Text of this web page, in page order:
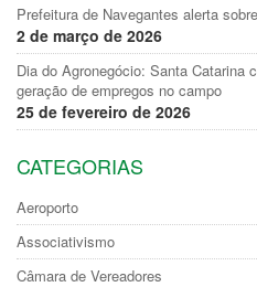
Prefeitura de Navegantes alerta
2 de março de 2026
Dia do Agronegócio: Santa Catarina
geração de empregos no campo
25 de fevereiro de 2026
CATEGORIAS
Aeroporto
Associativismo
Câmara de Vereadores